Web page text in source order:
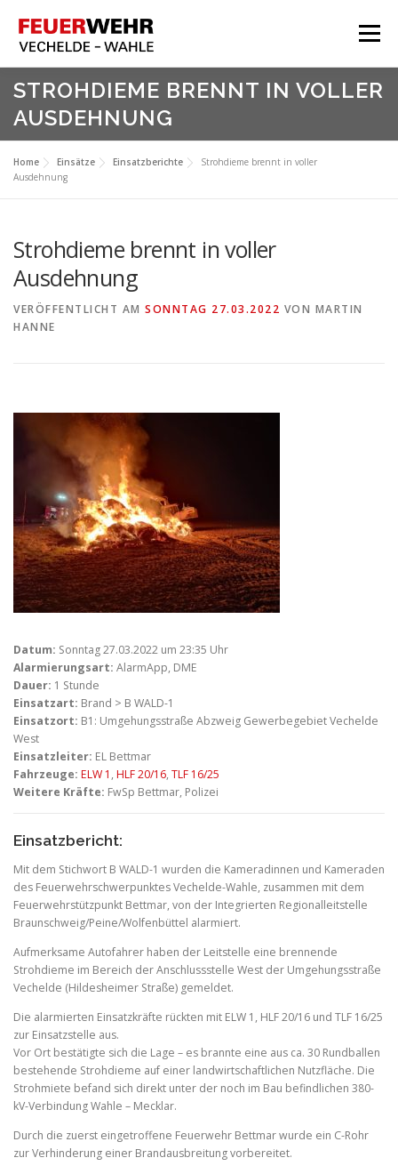
Inhalt
springen
Menü
HOME
Aktuelles
Über Uns
STROHDIEME BRENNT IN VOLLER
AUSDEHNUNG
Home Einsätze Einsatzberichte
Strohdieme brennt in voller
Ausdehnung
Strohdieme brennt in voller
Ausdehnung
VERÖFFENTLICHT AM SONNTAG 27.03.2022 VON MARTIN
HANNE
Datum: Sonntag 27.03.2022 um 23:35 Uhr
Alarmierungsart: AlarmApp, DME
Dauer: 1 Stunde
Einsatzart: Brand > B WALD-1
Einsatzort: B1: Umgehungsstraße Abzweig Gewerbegebiet Vechelde
West
Einsatzleiter: EL Bettmar
Fahrzeuge: ELW 1 , HLF 20/16, TLF 16/25
Weitere Kräfte: FwSp Bettmar, Polizei
Einsatzbericht:
Mit dem Stichwort B WALD-1 wurden die Kameradinnen und Kameraden
des Feuerwehrschwerpunktes Vechelde-Wahle, zusammen mit dem
Feuerwehrstützpunkt Bettmar, von der Integrierten Regionalleitstelle
Braunschweig/Peine/Wolfenbüttel alarmiert.
Aufmerksame Autofahrer haben der Leitstelle eine brennende
Strohdieme im Bereich der Anschlussstelle West der Umgehungsstraße
Vechelde (Hildesheimer Straße) gemeldet.
Die alarmierten Einsatzkräfte rückten mit ELW 1, HLF 20/16 und TLF 16/25
zur Einsatzstelle aus.
Vor Ort bestätigte sich die Lage – es brannte eine aus ca. 30 Rundballen
bestehende Strohdieme auf einer landwirtschaftlichen Nutzfläche. Die
Strohmiete befand sich direkt unter der noch im Bau befindlichen 380-
kV-Verbindung Wahle – Mecklar.
Durch die zuerst eingetroffene Feuerwehr Bettmar wurde ein C-Rohr
zur Verhinderung einer Brandausbreitung vorbereitet.